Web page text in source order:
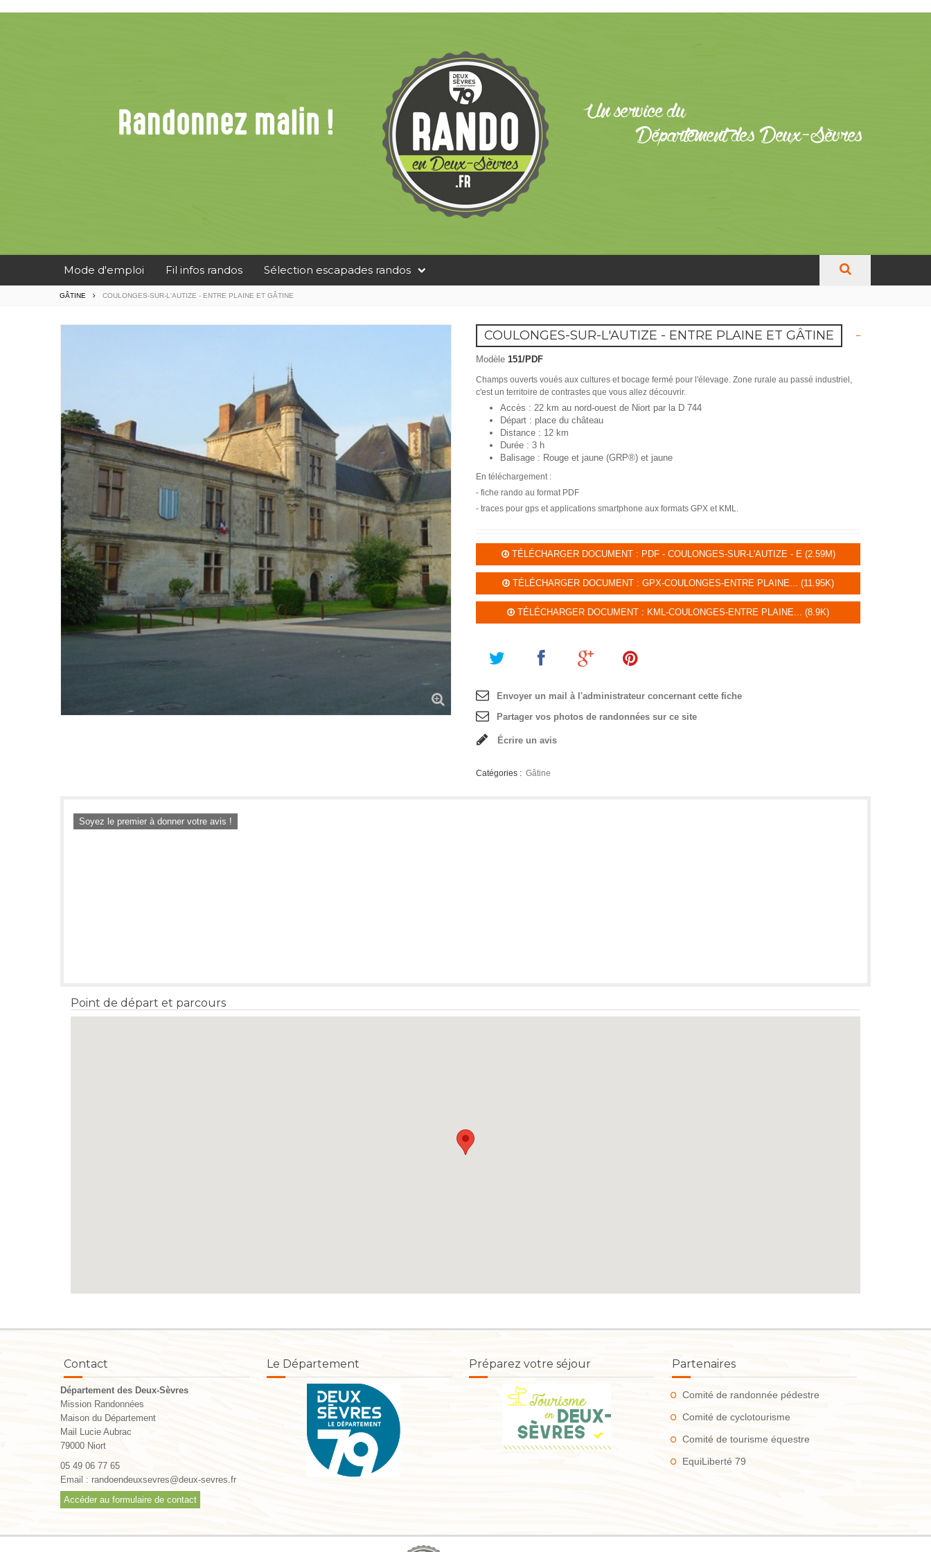
Mode d'emploi Fil infos randos Sélection escapades randos
GÂTINE COULONGES-SUR-L'AUTIZE - ENTRE PLAINE ET GÂTINE
COULONGES-SUR-L'AUTIZE - ENTRE PLAINE ET GÂTINE
Modèle 151/PDF
Champs ouverts voués aux cultures et bocage fermé pour l'élevage. Zone rurale au passé industriel,
c'est un territoire de contrastes que vous allez découvrir.
Accès : 22 km au nord-ouest de Niort par la D 744
Départ : place du château
Distance : 12 km
Durée : 3 h
Balisage : Rouge et jaune (GRP®) et jaune
En téléchargement :
- fiche rando au format PDF
- traces pour gps et applications smartphone aux formats GPX et KML.
TÉLÉCHARGER DOCUMENT : PDF - COULONGES-SUR-L'AUTIZE - E (2.59M)
TÉLÉCHARGER DOCUMENT : GPX-COULONGES-ENTRE PLAINE... (11.95K)
TÉLÉCHARGER DOCUMENT : KML-COULONGES-ENTRE PLAINE... (8.9K)
Envoyer un mail à l'administrateur concernant cette fiche
Partager vos photos de randonnées sur ce site
Écrire un avis
Catégories : Gâtine
Soyez le premier à donner votre avis !
Point de départ et parcours
Contact
Département des Deux-Sèvres
Mission Randonnées
Maison du Département
Mail Lucie Aubrac
79000 Niort
05 49 06 77 65
Email : randoendeuxsevres@deux-sevres.fr
Accéder au formulaire de contact
Le Département Préparez votre séjour Partenaires
Comité de randonnée pédestre
Comité de cyclotourisme
Comité de tourisme équestre
EquiLiberté 79